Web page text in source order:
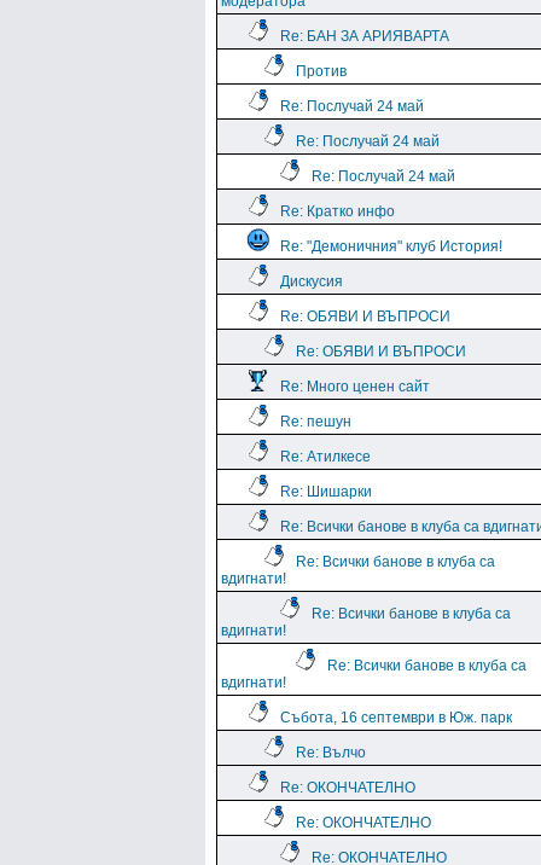
Re: БАН ЗА АРИЯВАРТА
Против
Re: Послучай 24 май
Re: Послучай 24 май
Re: Послучай 24 май
Re: Кратко инфо
Re: "Демоничния" клуб История!
Дискусия
Re: ОБЯВИ И ВЪПРОСИ
Re: ОБЯВИ И ВЪПРОСИ
Re: Много ценен сайт
Re: пешун
Re: Атилкесе
Re: Шишарки
Re: Всички банове в клуба са
Re: Всички банове в клуба са
вдигнати!
Re: Всички банове в клуба са
вдигнати!
Re: Всички банове в клуба са
вдигнати!
Събота, 16 септември в Юж. парк
Re: Вълчо
Re: ОКОНЧАТЕЛНО
Re: ОКОНЧАТЕЛНО
Re: ОКОНЧАТЕЛНО